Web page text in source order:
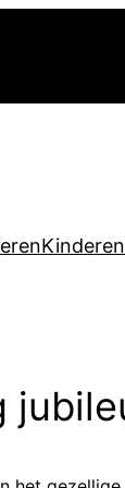
Kinderen